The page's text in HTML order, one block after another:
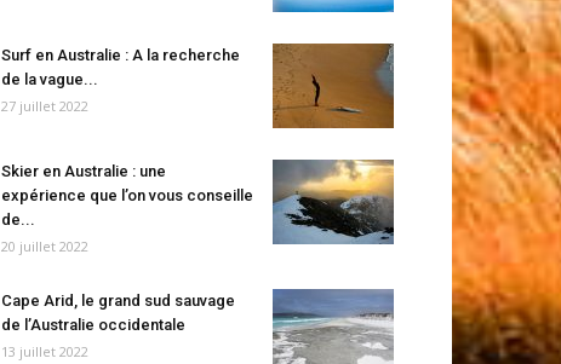
Surf en Australie : A la recherche
de la vague...
27 juillet 2022
Skier en Australie : une
expérience que l’on vous conseille
de...
20 juillet 2022
Cape Arid, le grand sud sauvage
de l’Australie occidentale
13 juillet 2022